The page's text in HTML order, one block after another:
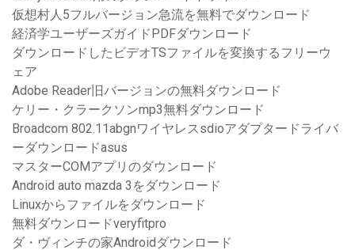
仮想村人5フルバージョン急流を無料でダウンロード
経済学ユーザーズガイドPDFダウンロード
ダウンロードしたビデオTSファイルを変換するフリーウ
ェア
Adobe Reader旧バージョンの無料ダウンロード
ケリー・クラークソンmp3無料ダウンロード
Broadcom 802.11abgnワイヤレスsdioアダプタードライバ
ーダウンロードasus
マスターCOMアプリのダウンロード
Android auto mazda 3をダウンロード
Linuxからファイルをダウンロード
無料ダウンロードveryfitpro
ダ・ヴィンチの家Androidダウンロード